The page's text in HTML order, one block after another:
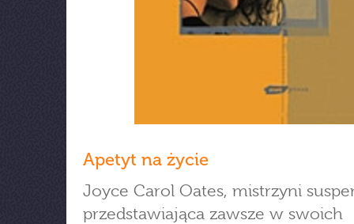
Apetyt na życie
Joyce Carol Oates, mistrzyni
przedstawiająca zawsze w swoich